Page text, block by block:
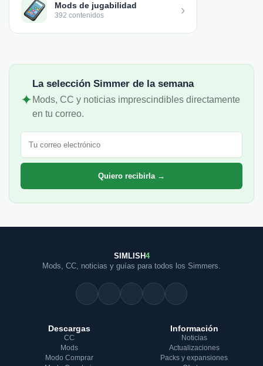
Mods de jugabilidad
392 contenidos ›
✦
La selección Simmer de la semana
Mods, CC y noticias imprescindibles directamente
en tu correo.
Correo electrónico
Quiero recibirla →
SIMLISH4
Mods, CC, noticias y guías para todos los Simmers.
Descargas
CC
Mods
Modo Comprar
Información
Noticias
Actualizaciones
Packs y expansiones